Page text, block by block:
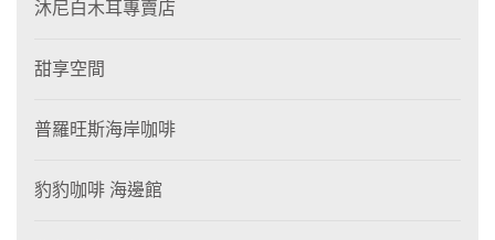
沐尼白木耳專賣店
甜享空間
普羅旺斯海岸咖啡
豹豹咖啡 海邊館